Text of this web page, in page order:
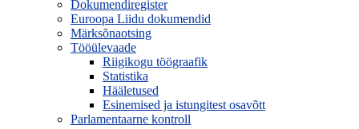
Dokumendiregister
Euroopa Liidu dokumendid
Märksõnaotsing
Tööülevaade
Riigikogu töögraafik
Statistika
Hääletused
Esinemised ja istungitest osavõtt
Parlamentaarne kontroll